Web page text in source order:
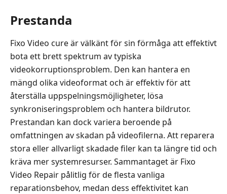
Prestanda
Fixo Video cure är välkänt för sin förmåga att effektivt
bota ett brett spektrum av typiska
videokorruptionsproblem. Den kan hantera en
mängd olika videoformat och är effektiv för att
återställa uppspelningsmöjligheter, lösa
synkroniseringsproblem och hantera bildrutor.
Prestandan kan dock variera beroende på
omfattningen av skadan på videofilerna. Att reparera
stora eller allvarligt skadade filer kan ta längre tid och
kräva mer systemresurser. Sammantaget är Fixo
Video Repair pålitlig för de flesta vanliga
reparationsbehov, medan dess effektivitet kan